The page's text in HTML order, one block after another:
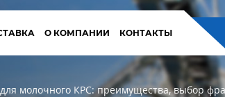
О КОМПАНИИ КОНТАКТЫ
молочного КРС: преимущества, выбор